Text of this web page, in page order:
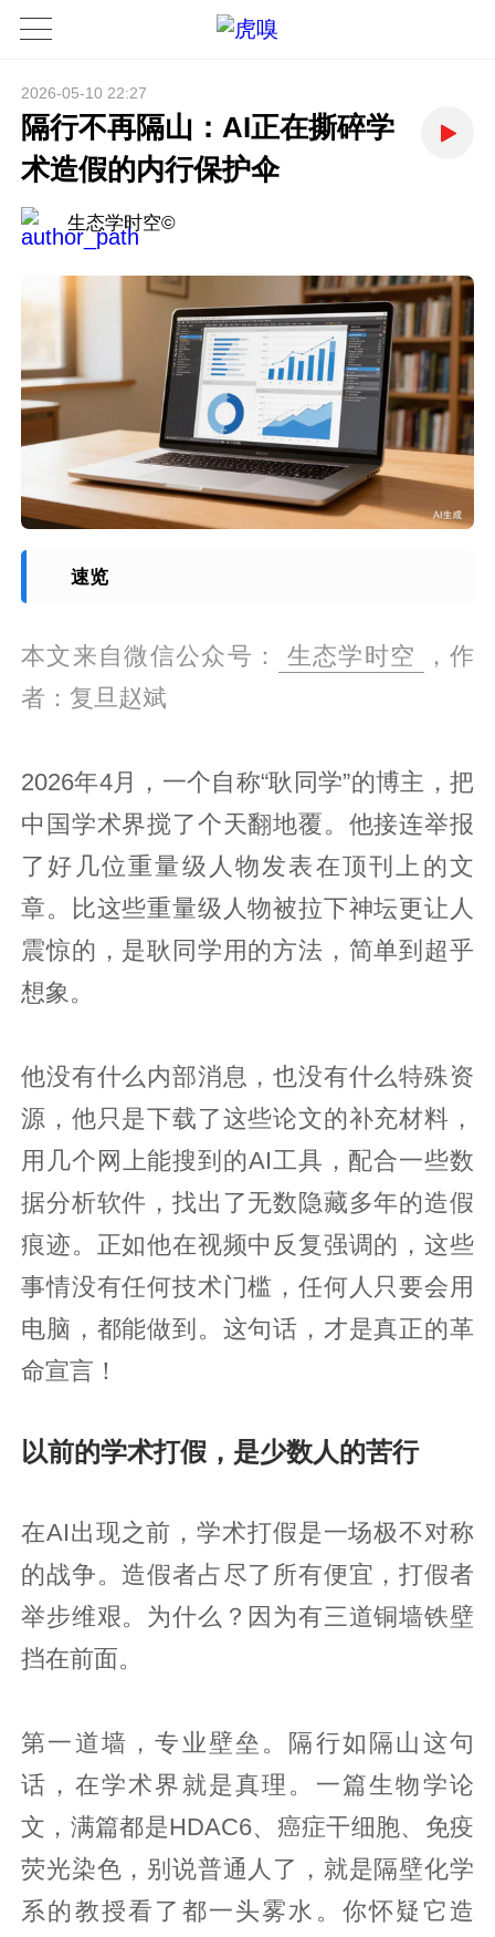
2026-05-10 22:27
隔行不再隔山：AI正在撕碎学
术造假的内行保护伞
生态学时空©
速览
本文来自微信公众号： 生态学时空
，作
者：复旦赵斌
2026年4月，一个自称“耿同学”的博主，把
中国学术界搅了个天翻地覆。他接连举报
了好几位重量级人物发表在顶刊上的文
章。比这些重量级人物被拉下神坛更让人
震惊的，是耿同学用的方法，简单到超乎
想象。
他没有什么内部消息，也没有什么特殊资
源，他只是下载了这些论文的补充材料，
用几个网上能搜到的AI工具，配合一些数
据分析软件，找出了无数隐藏多年的造假
痕迹。正如他在视频中反复强调的，这些
事情没有任何技术门槛，任何人只要会用
电脑，都能做到。这句话，才是真正的革
命宣言！
以前的学术打假，是少数人的苦行
在AI出现之前，学术打假是一场极不对称
的战争。造假者占尽了所有便宜，打假者
举步维艰。为什么？因为有三道铜墙铁壁
挡在前面。
第一道墙，专业壁垒。隔行如隔山这句
话，在学术界就是真理。一篇生物学论
文，满篇都是HDAC6、癌症干细胞、免疫
荧光染色，别说普通人了，就是隔壁化学
系的教授看了都一头雾水。你怀疑它造